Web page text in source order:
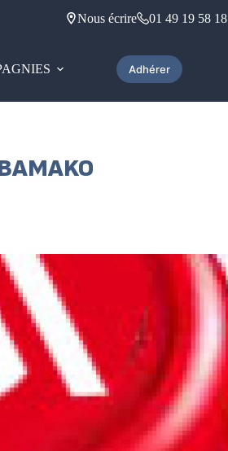
Nous écrire 01 49 19 58 18
Adhérer